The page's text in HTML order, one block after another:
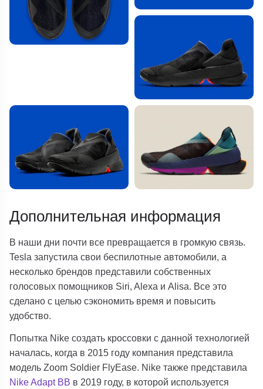
Дополнительная информация
В наши дни почти все превращается в громкую связь.
Tesla запустила свои беспилотные автомобили, а
несколько брендов представили собственных
голосовых помощников Siri, Alexa и Alisa. Все это
сделано с целью сэкономить время и повысить
удобство.
Попытка Nike создать кроссовки с данной технологией
началась, когда в 2015 году компания представила
модель Zoom Soldier FlyEase. Nike также представила
Nike Adapt BB в 2019 году, в которой используется